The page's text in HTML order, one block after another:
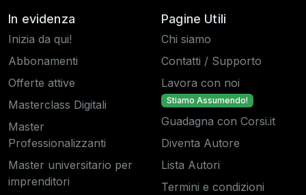
In evidenza
Inizia da qui!
Abbonamenti
Offerte attive
Masterclass Digitali
Master
Professionalizzanti
Master universitario per
imprenditori
Pagine Utili
Chi siamo
Contatti / Supporto
Lavora con noi
Stiamo Assumendo!
Guadagna con Corsi.it
Diventa Autore
Lista Autori
Termini e condizioni